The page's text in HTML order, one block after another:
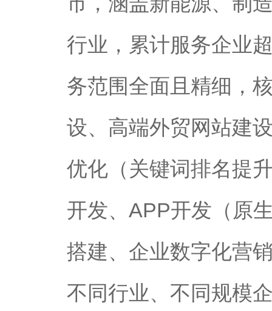
行业，累计服务企业
务范围全面且精细，
设、高端外贸网站建
优化（关键词排名提
开发、APP开发（原
搭建、企业数字化营
不同行业、不同规模